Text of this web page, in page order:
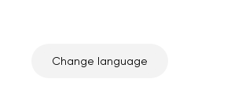
Change language